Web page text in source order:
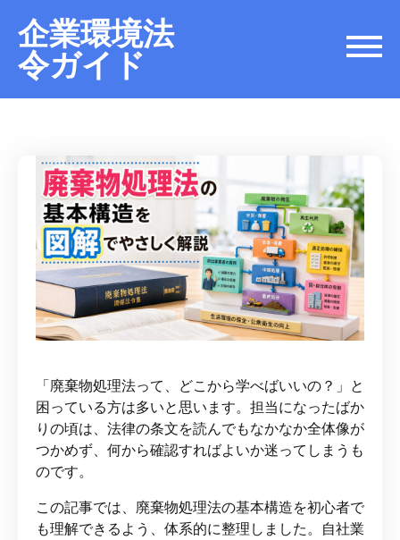
企業環境法
令ガイド
「廃棄物処理法って、どこから学べばいいの？」と
困っている方は多いと思います。担当になったばか
りの頃は、法律の条文を読んでもなかなか全体像が
つかめず、何から確認すればよいか迷ってしまうも
のです。
この記事では、廃棄物処理法の基本構造を初心者で
も理解できるよう、体系的に整理しました。自社業